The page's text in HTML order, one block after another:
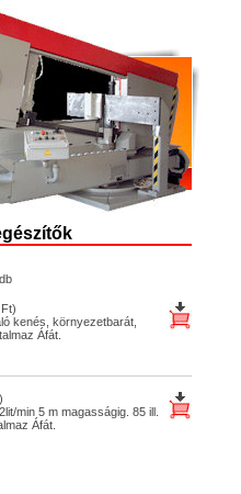
db
kenés, környezetbarát,
Áfát.
min 5 m magasságig. 85 ill.
Áfát.